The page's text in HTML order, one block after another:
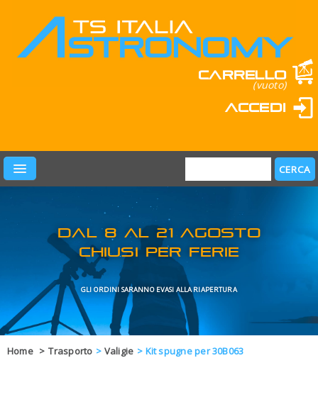
Carrello
(vuoto)
Accedi
PRODOTTI
LEARN & FUN
MARCHI
OFFERTE
Home > Trasporto > Valigie > Kit spugne per 30B063